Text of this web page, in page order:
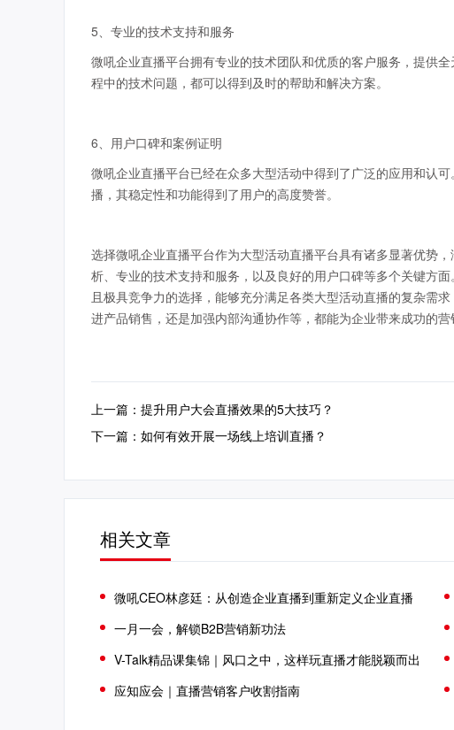
5、专业的技术支持和服务
微吼企业直播平台拥有专业的技术团队和优质的客户服务，提供
程中的技术问题，都可以得到及时的帮助和解决方案。
6、用户口碑和案例证明
微吼企业直播平台已经在众多大型活动中得到了广泛的应用和认
播，其稳定性和功能得到了用户的高度赞誉。
选择微吼企业直播平台作为大型活动直播平台具有诸多显著优势
析、专业的技术支持和服务，以及良好的用户口碑等多个关键方
且极具竞争力的选择，能够充分满足各类大型活动直播的复杂需
进产品销售，还是加强内部沟通协作等，都能为企业带来成功的营
上一篇：提升用户大会直播效果的5大技巧？
下一篇：如何有效开展一场线上培训直播？
相关文章
微吼CEO林彦廷：从创造企业直播到重新定义企业直播
一月一会，解锁B2B营销新功法
V-Talk精品课集锦｜风口之中，这样玩直播才能脱颖而出
应知应会｜直播营销客户收割指南